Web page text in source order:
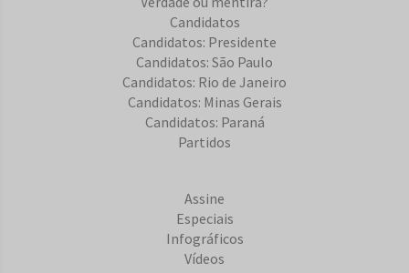
Candidatos
Candidatos: Presidente
Candidatos: São Paulo
Candidatos: Rio de Janeiro
Candidatos: Minas Gerais
Candidatos: Paraná
Partidos
Assine
Especiais
Infográficos
Vídeos